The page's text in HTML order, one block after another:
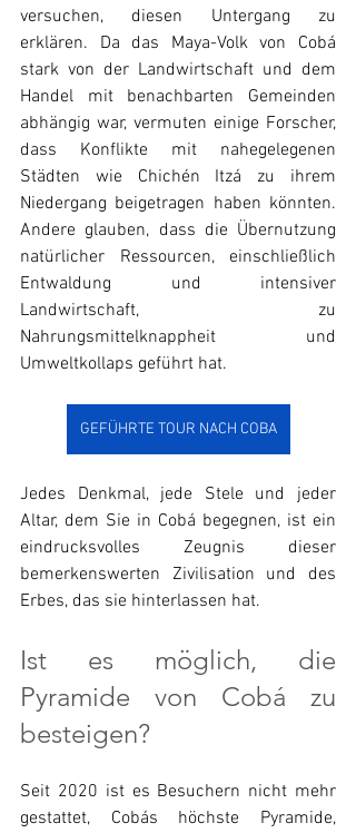
versuchen, diesen Untergang zu
erklären. Da das Maya-Volk von Cobá
stark von der Landwirtschaft und dem
Handel mit benachbarten Gemeinden
abhängig war, vermuten einige Forscher,
dass Konflikte mit nahegelegenen
Städten wie Chichén Itzá zu ihrem
Niedergang beigetragen haben könnten.
Andere glauben, dass die Übernutzung
natürlicher Ressourcen, einschließlich
Entwaldung und intensiver
Landwirtschaft, zu
Nahrungsmittelknappheit und
Umweltkollaps geführt hat.
GEFÜHRTE TOUR NACH COBA
Jedes Denkmal, jede Stele und jeder
Altar, dem Sie in Cobá begegnen, ist ein
eindrucksvolles Zeugnis dieser
bemerkenswerten Zivilisation und des
Erbes, das sie hinterlassen hat.
Ist es möglich, die
Pyramide von Cobá zu
besteigen?
Seit 2020 ist es Besuchern nicht mehr
gestattet, Cobás höchste Pyramide,